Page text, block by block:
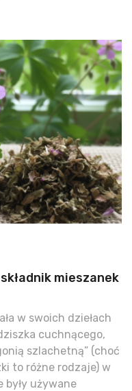
mieszanek
w swoich dziełach
cuchnącego,
szlachetną” (choć
to różne rodzaje) w
używane